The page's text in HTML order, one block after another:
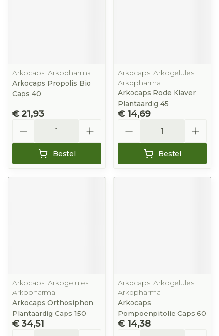
Arkocaps, Arkopharma
Arkocaps Propolis Bio
Caps 40
€ 21,93
Bestel
Arkocaps, Arkogelules,
Arkopharma
Arkocaps Rode Klaver
Plantaardig 45
€ 14,69
Bestel
Arkocaps, Arkogelules,
Arkopharma
Arkocaps Orthosiphon
Plantaardig Caps 150
€ 34,51
Arkocaps, Arkogelules,
Arkopharma
Arkocaps
Pompoenpitolie Caps 60
€ 14,38